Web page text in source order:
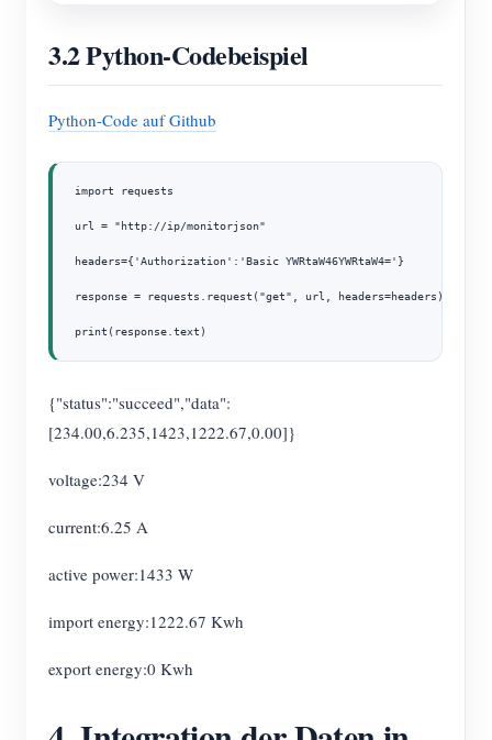
3.2 Python-Codebeispiel
Python-Code auf Github
import requests
url = "http://ip/monitorjson"
headers={'Authorization':'Basic YWRtaW46YWRtaW4='}
response = requests.request("get", url, headers=headers)
{"status":"succeed","data":
[234.00,6.235,1423,1222.67,0.00]}
voltage:234 V
current:6.25 A
active power:1433 W
import energy:1222.67 Kwh
export energy:0 Kwh